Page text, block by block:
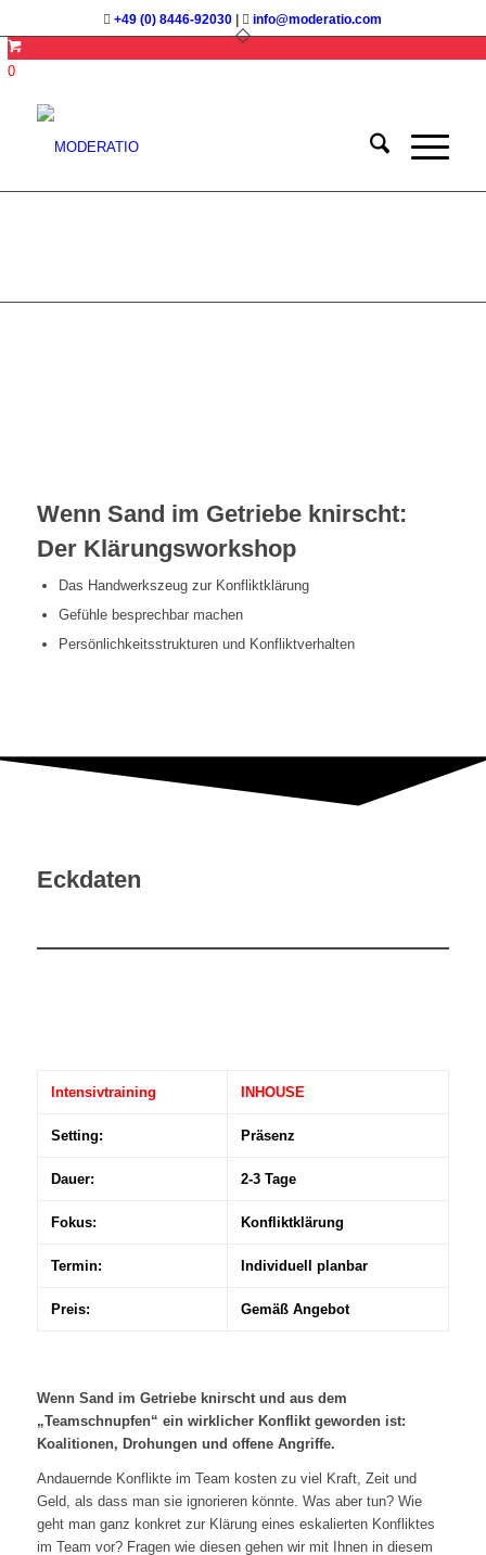
+49 (0) 8446-92030 info@moderatio.com
0
Wenn Sand im Getriebe knirscht:
Der Klärungsworkshop
Das Handwerkszeug zur Konfliktklärung
Gefühle besprechbar machen
Persönlichkeitsstrukturen und Konfliktverhalten
Eckdaten
Intensivtraining INHOUSE
Setting: Präsenz
Dauer: 2-3 Tage
Fokus: Konfliktklärung
Termin: Individuell planbar
Preis: Gemäß Angebot
Wenn Sand im Getriebe knirscht und aus dem
„Teamschnupfen“ ein wirklicher Konflikt geworden ist:
Koalitionen, Drohungen und offene Angriffe.
Andauernde Konflikte im Team kosten zu viel Kraft, Zeit und
Geld, als dass man sie ignorieren könnte. Was aber tun? Wie
geht man ganz konkret zur Klärung eines eskalierten Konfliktes
im Team vor? Fragen wie diesen gehen wir mit Ihnen in diesem